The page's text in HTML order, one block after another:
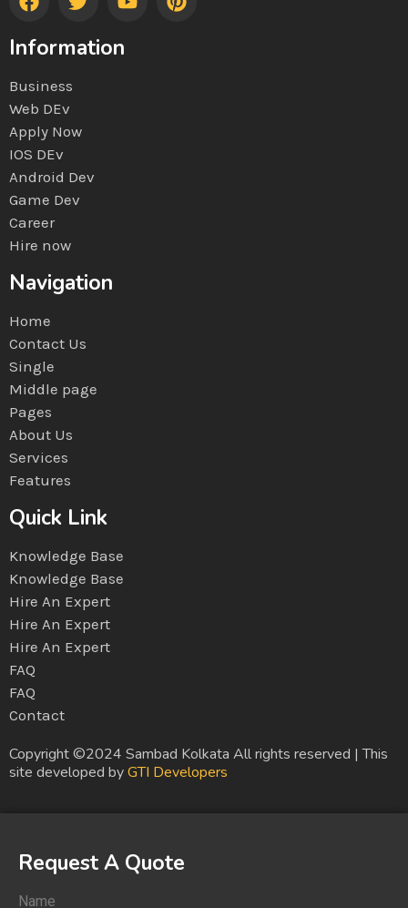
Information
Business
Web DEv
Apply Now
IOS DEv
Android Dev
Game Dev
Career
Hire now
Navigation
Home
Contact Us
Single
Middle page
Pages
About Us
Services
Features
Quick Link
Knowledge Base
Knowledge Base
Hire An Expert
Hire An Expert
Hire An Expert
FAQ
FAQ
Contact
Copyright ©2024 Sambad Kolkata All rights reserved | This
site developed byGTI Developers
Request A Quote
Name